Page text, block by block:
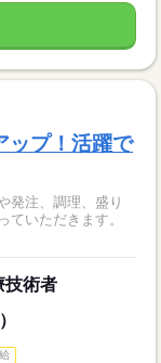
ップ！活躍で
発注、調理、盛り
いただきます。
技術者